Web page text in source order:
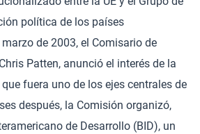
política de los países
de 2003, el Comisario de
Patten, anunció el interés de la
fuera uno de los ejes centrales de
después, la Comisión organizó,
de Desarrollo (BID), un